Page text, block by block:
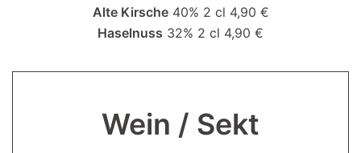
Alte Kirsche40% 2 cl 4,90 €
Haselnuss 32% 2 cl 4,90 €
Wein / Sekt